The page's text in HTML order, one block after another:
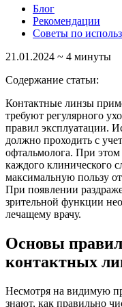
Блог
Рекомендации
Советы по
21.01.2024 ~ 4 минуты
Содержание статьи:
Контактные линзы
требуют регулярного
правил эксплуатации.
должно проходить с
офтальмолога. При
каждого клинического
максимальную пользу
При появлении
зрительной функции
лечащему врачу.
Основы
контактных
Несмотря на видимую
знают, как правильно